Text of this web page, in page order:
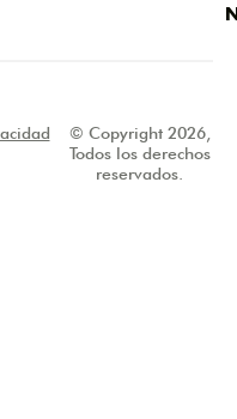
© Copyright 2026,
Todos los derechos
reservados.